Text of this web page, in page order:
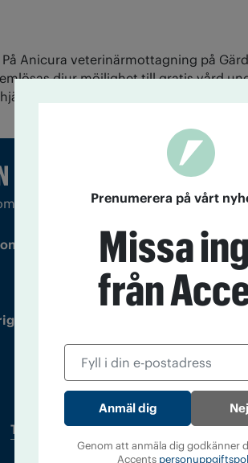
På Anicura veterinärmottagning på
djur möjlighet till gratis vård
dag är det dags igen.
droger och nykterhet
21, 116 33 Stockholm
utgivare: Barbro Janson Lundkvist,
Tidningsarkiv In English
Prenumerera på vårt
Missa
från
Genom att anmäla dig godkänner
Accents